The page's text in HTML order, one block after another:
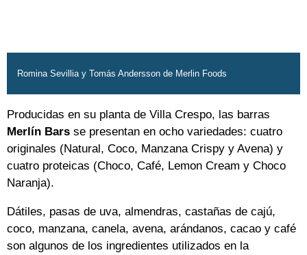
Romina Sevillia y Tomás Andersson de Merlin Foods
Producidas en su planta de Villa Crespo, las barras
Merlín Bars se presentan en ocho variedades: cuatro
originales (Natural, Coco, Manzana Crispy y Avena) y
cuatro proteicas (Choco, Café, Lemon Cream y Choco
Naranja).
Dátiles, pasas de uva, almendras, castañas de cajú,
coco, manzana, canela, avena, arándanos, cacao y café
son algunos de los ingredientes utilizados en la